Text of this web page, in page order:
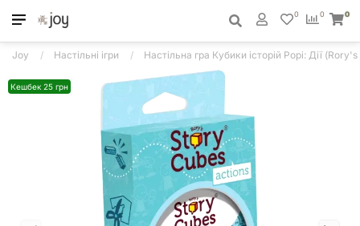
0
0 0
Joy Настільні ігри Настільна гра Кубики історій Рорі: Дії
Кешбек 25 грн